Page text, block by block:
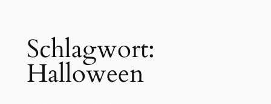
Schlagwort:
Halloween